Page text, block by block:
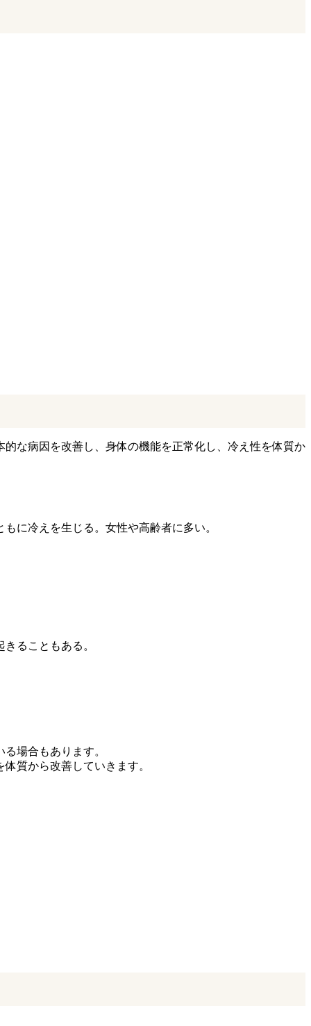
な病因を改善し、身体の機能を正常化し、冷え性を体質か
に冷えを生じる。女性や高齢者に多い。
ることもある。
場合もあります。
質から改善していきます。